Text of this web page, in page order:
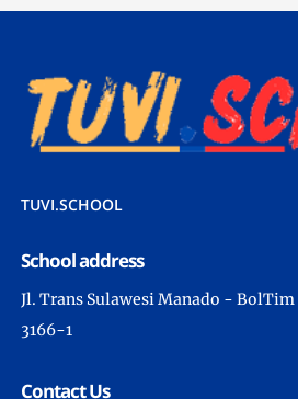
TUVI.SCHOOL
School address
Jl. Trans Sulawesi Manado -
3166-1
Contact Us